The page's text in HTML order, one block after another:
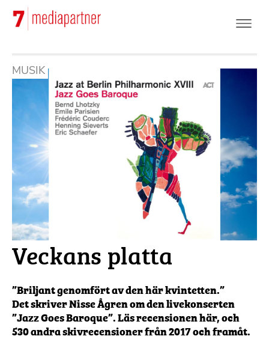
Hoppa
huvudinnehåll
MUSIK
Veckans platta
”Briljant genomfört av den här kvintetten.”
Det skriver Nisse Ågren om den livekonserten
”Jazz Goes Baroque”. Läs recensionen här, och
530 andra skivrecensioner från 2017 och framåt.